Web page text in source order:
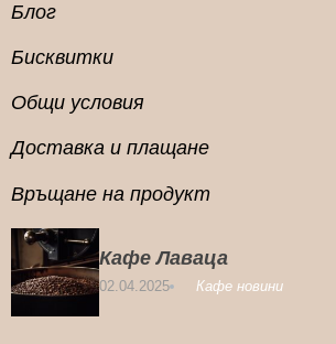
Блог
Бисквитки
Общи условия
Доставка и плащане
Връщане на продукт
Кафе Лаваца
02.04.2025 Кафе новини